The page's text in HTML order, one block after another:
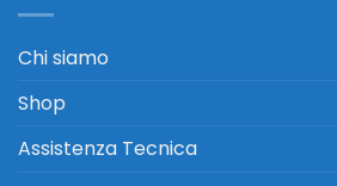
Chi siamo
Shop
Assistenza Tecnica